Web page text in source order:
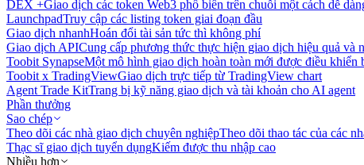
DEX +Giao dịch các token Web3 phổ biến trên chuỗi một cách dễ
LaunchpadTruy cập các listing token giai đoạn đầu
Giao dịch nhanhHoán đổi tài sản tức thì không phí
Giao dịch APICung cấp phương thức thực hiện giao dịch hiệu quả và
Toobit SynapseMột mô hình giao dịch hoàn toàn mới được điều khiển
Toobit x TradingViewGiao dịch trực tiếp từ TradingView chart
Agent Trade KitTrang bị kỹ năng giao dịch và tài khoản cho AI agent
Phần thưởng
Sao chép
Theo dõi các nhà giao dịch chuyên nghiệpTheo dõi thao tác của các
Thạc sĩ giao dịch tuyển dụngKiếm được thu nhập cao
Nhiều hơn